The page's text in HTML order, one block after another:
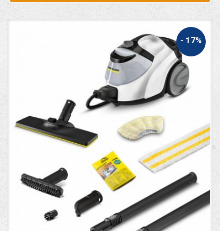
- 17%